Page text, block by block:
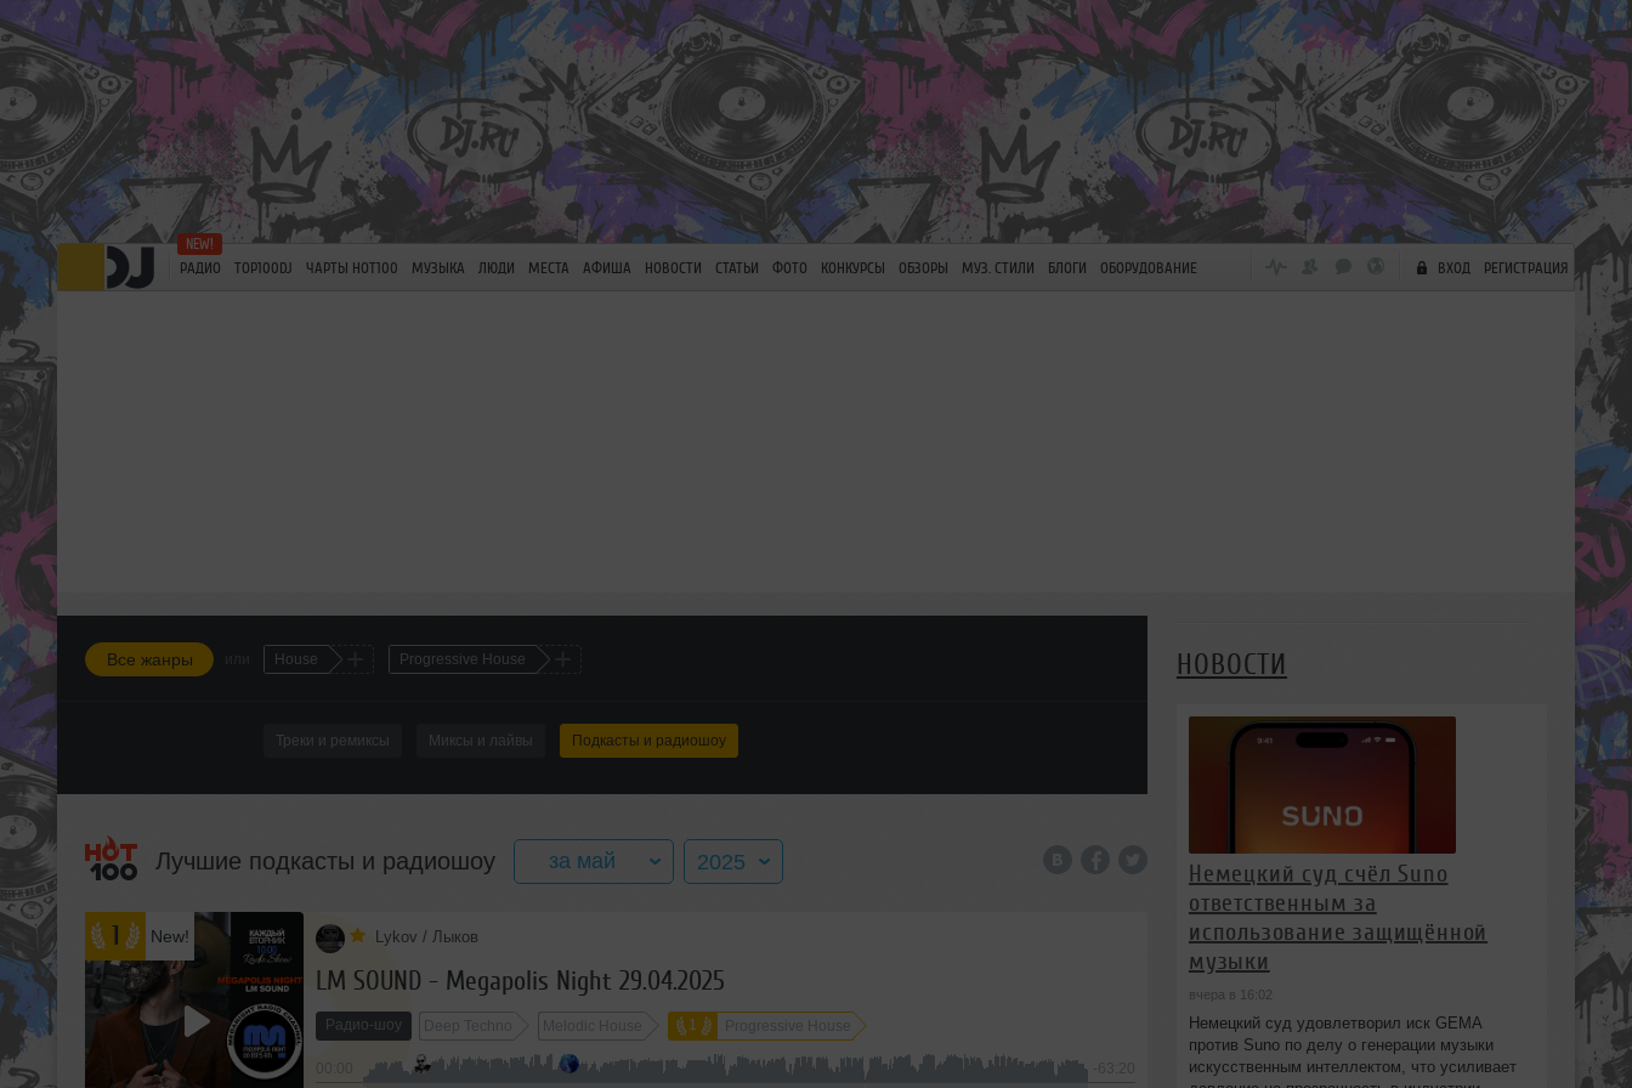
РАДИО TOP100DJ ЧАРТЫ HOT100 МУЗЫКА ЛЮДИ МЕСТА АФИША НОВОСТИ СТАТЬИ ФОТО КОНКУРСЫ ОБЗОРЫ МУЗ. СТИЛИ БЛОГИ ОБОРУДОВАНИЕ ВХОД РЕГИСТРАЦИЯ
Все жанры House Progressive House
Треки и ремиксы Миксы и лайвы Подкасты и радиошоу
Лучшие подкасты и радиошоу за май
январь
февраль
март
2025
2018
1 New! Lykov / Лыков
LM SOUND - Megapolis Night 29.04.2025
Радио-шоу Deep Techno Melodic House 1 Progressive House
-63:20
НОВОСТИ
Немецкий суд счёл Suno
ответственным за
использование защищённой
музыки
вчера в 16:02
Немецкий суд удовлетворил иск GEMA
против Suno по делу о генерации музыки
искусственным интеллектом, что усиливает